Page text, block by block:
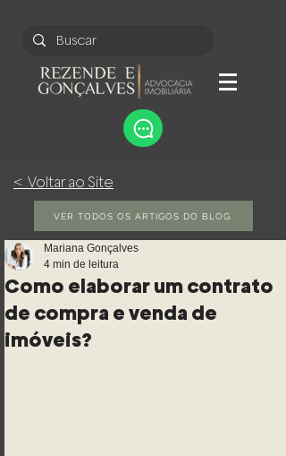
< Voltar ao Site
VER TODOS OS ARTIGOS DO BLOG
Como elaborar um contrato
de compra e venda de
imóveis?
Mariana Gonçalves
4 min de leitura